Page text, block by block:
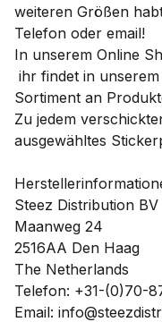
weiteren Größen
Telefon oder email!
In unserem Online
ihr findet in
Sortiment an
Zu jedem
ausgewähltes
Steez Distribution BV
Maanweg 24
2516AA Den Haag
The Netherlands
Telefon: +31-(0)70-
Email: